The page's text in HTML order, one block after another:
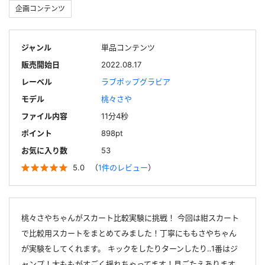
企画コンテンツ
ジャンル
単品コンテンツ
販売開始日
2022.08.17
レーベル
ラブポップグラビア
モデル
桃々さや
ファイル内容
11分4秒
ポイント
898pt
お気に入り数
53
5.0
（1件のレビュー）
桃々さやちゃんがスカート比較実験に挑戦！ 今回は紺スカート
で比較用スカートをまとめてみました！丁寧にももさやちゃん
が実験をしてくれます。 キックをしたりターンしたり‥1番はジ